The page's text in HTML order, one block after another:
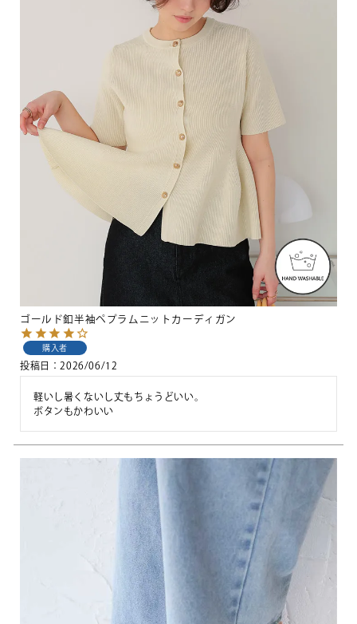
ゴールド釦半袖ペプラムニットカーディガン
購入者
投稿日 2026/06/12
軽いし暑くないし丈もちょうどいい。
ボタンもかわいい